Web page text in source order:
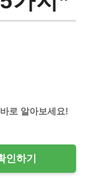
로 알아보세요!
인하기